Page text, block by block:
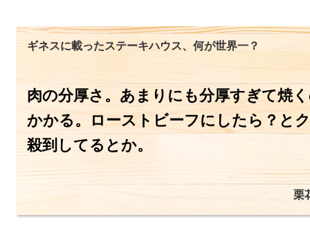
ギネスに載ったステーキハウス、何が世界一？
肉の分厚さ。あまりにも分厚すぎて焼
かかる。ローストビーフにしたら？と
殺到してるとか。
栗